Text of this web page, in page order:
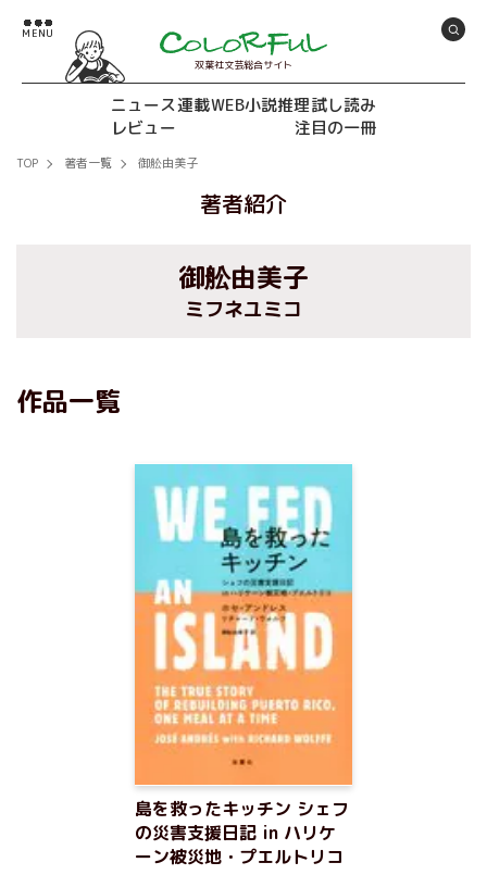
双葉社文芸総合サイト
ニュース連載WEB小説推理試し読み
レビュー
注目の一冊
TOP 著者一覧 御舩由美子
著者紹介
御舩由美子
ミフネユミコ
作品一覧
島を救ったキッチン シェフ
の災害支援日記 in ハリケ
ーン被災地・プエルトリコ